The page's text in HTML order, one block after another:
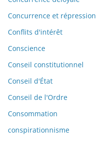
Concurrence et
Conflits d'intérêt
Conscience
Conseil constitutionnel
Conseil d'État
Conseil de l'Ordre
Consommation
conspirationnisme